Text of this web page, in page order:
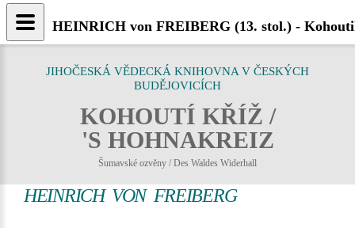
JIHOČESKÁ VĚDECKÁ KNIHOVNA V ČESKÝCH
BUDĚJOVICÍCH
KOHOUTÍ KŘÍŽ /
'S HOHNAKREIZ
Šumavské ozvěny / Des Waldes Widerhall
HEINRICH VON FREIBERG
HEINRICH von FREIBERG (13. stol.) -